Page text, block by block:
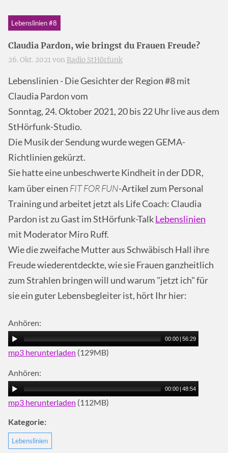
Lebenslinien #8
Claudia Pardon, wie bringst du Frauen Freude?
26. Okt. 2021 von Radio StHörfunk
Lebenslinien - Die Gesichter der Region #8 mit
Claudia Pardon vom
Sonntag, 24. Oktober 2021, 20 bis 22 Uhr live aus dem
StHörfunk-Studio.
Die Musik der Sendung wurde wegen GEMA-
Richtlinien gekürzt.
Sie hatte eine unbeschwerte Kindheit in der DDR,
kam über einen FIT FOR FUN-Artikel zum Personal
Training und arbeitet jetzt als Life Coach: Claudia
Pardon ist zu Gast im StHörfunk-TalkLebenslinien
mit Moderator Miro Ruff.
Wie die zweifache Mutter aus Schwäbisch Hall ihre
Freude wiederentdeckte, wie sie Frauen ganzheitlich
zum Strahlen bringen will und warum "jetzt ich" für
sie ein guter Lebensbegleiter ist, hört Ihr hier:
Anhören:
00:00 | 56:29
mp3 herunterladen (129MB)
Anhören:
00:00 | 48:54
mp3 herunterladen (112MB)
Kategorie:
Lebenslinien